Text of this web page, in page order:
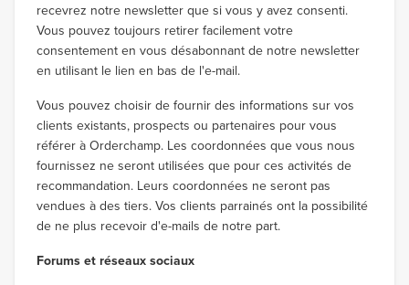
recevrez notre newsletter que si vous y avez consenti.
Vous pouvez toujours retirer facilement votre
consentement en vous désabonnant de notre newsletter
en utilisant le lien en bas de l'e-mail.
Vous pouvez choisir de fournir des informations sur vos
clients existants, prospects ou partenaires pour vous
référer à Orderchamp. Les coordonnées que vous nous
fournissez ne seront utilisées que pour ces activités de
recommandation. Leurs coordonnées ne seront pas
vendues à des tiers. Vos clients parrainés ont la possibilité
de ne plus recevoir d'e-mails de notre part.
Forums et réseaux sociaux